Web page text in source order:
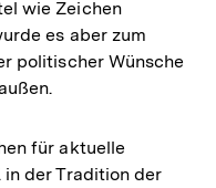
wie Zeichen
es aber zum
politischer Wünsche
für aktuelle
in der Tradition der